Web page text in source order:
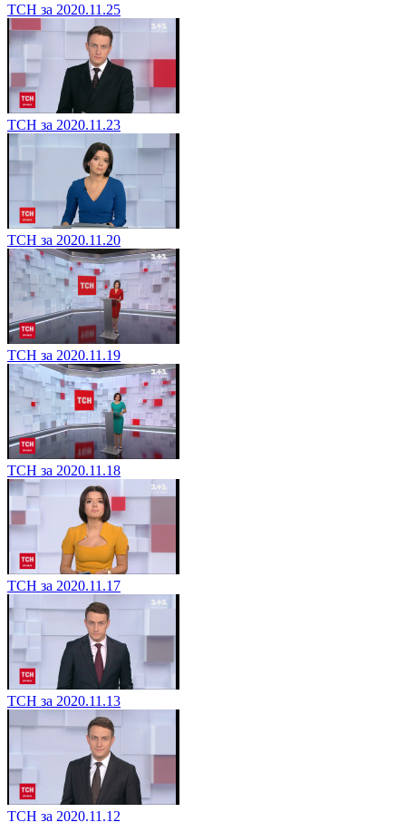
ТСН за 2020.11.25
ТСН за 2020.11.23
ТСН за 2020.11.20
ТСН за 2020.11.19
ТСН за 2020.11.18
ТСН за 2020.11.17
ТСН за 2020.11.13
ТСН за 2020.11.12